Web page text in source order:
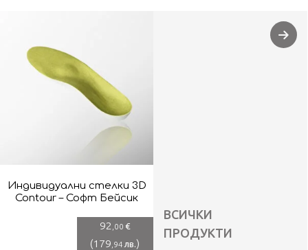
Индивидуални стелки 3D
Contour – Софт Бейсик
92 ,00 €
(179 ,94 лв.)
ВСИЧКИ
ПРОДУКТИ